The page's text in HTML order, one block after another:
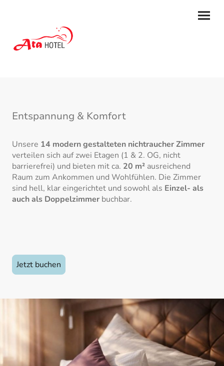
Entspannung & Komfort
Unsere 14 modern gestalteten nichtraucher Zimmer
verteilen sich auf zwei Etagen (1 & 2. OG, nicht
barrierefrei) und bieten mit ca. 20 m² ausreichend
Raum zum Ankommen und Wohlfühlen. Die Zimmer
sind hell, klar eingerichtet und sowohl als Einzel- als
auch als Doppelzimmer buchbar.
Jetzt buchen